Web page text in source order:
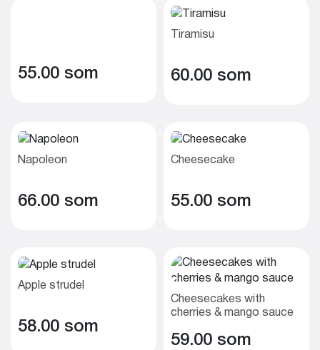
55.00 som
Tiramisu
60.00 som
Napoleon
66.00 som
Cheesecake
55.00 som
Apple strudel
58.00 som
Cheesecakes with
cherries & mango sauce
59.00 som